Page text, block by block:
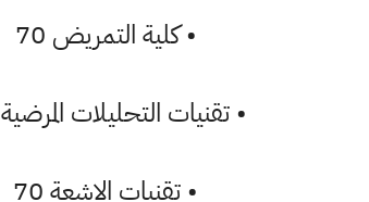
•كلية التمريض 70
•تقنيات التحليلات المرضية 70
•تقنيات الاشعة 70